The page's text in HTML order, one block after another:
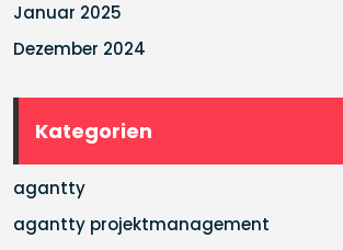
Januar 2025
Dezember 2024
Kategorien
agantty
agantty projektmanagement